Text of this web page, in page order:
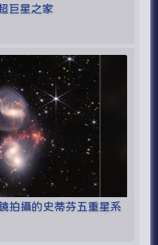
巨星之家
拍攝的史蒂芬五重星系